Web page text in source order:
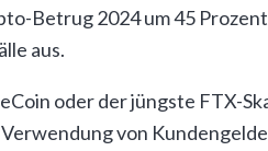
Betrug 2024 um 45
aus.
oder der jüngste FTX-
von